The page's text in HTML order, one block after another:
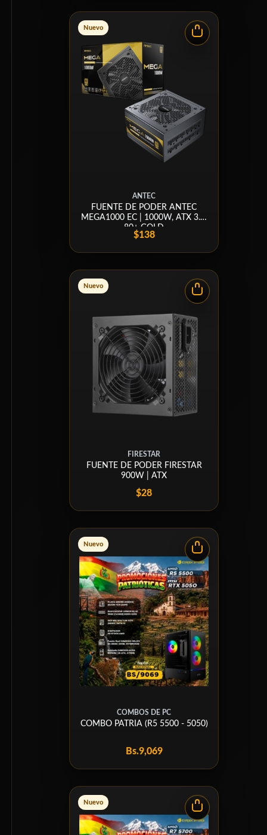
Nuevo
ANTEC
FUENTE DE PODER ANTEC
MEGA1000 EC | 1000W, ATX 3.1,
80+ GOLD
$138
Nuevo
FIRESTAR
FUENTE DE PODER FIRESTAR
900W | ATX
$28
Nuevo
COMBOS DE PC
COMBO PATRIA (R5 5500 - 5050)
Bs.9,069
Nuevo